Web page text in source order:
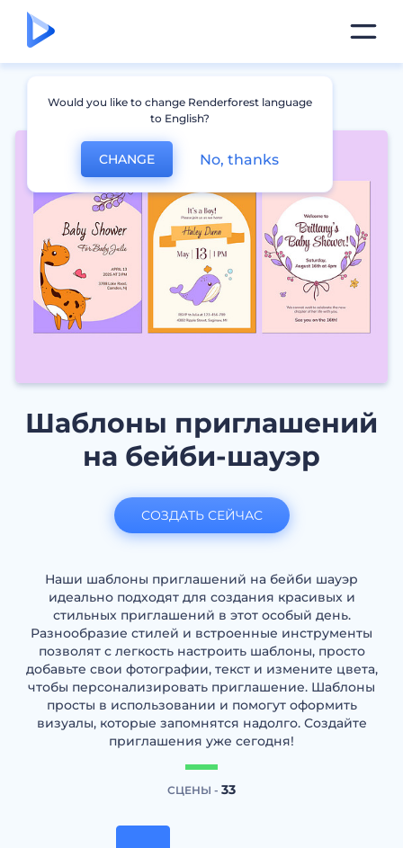
Шаблоны приглашений
на бейби-шауэр
Наши шаблоны приглашений на бейби шауэр
идеально подходят для создания красивых и
стильных приглашений в этот особый день.
Разнообразие стилей и встроенные инструменты
позволят с легкость настроить шаблоны, просто
добавьте свои фотографии, текст и измените цвета,
чтобы персонализировать приглашение. Шаблоны
просты в использовании и помогут оформить
визуалы, которые запомнятся надолго. Создайте
приглашения уже сегодня!
СЦЕНЫ - 33
СОЗДАТЬ СЕЙЧАС
Would you like to change Renderforest language
to English?
CHANGE No, thanks